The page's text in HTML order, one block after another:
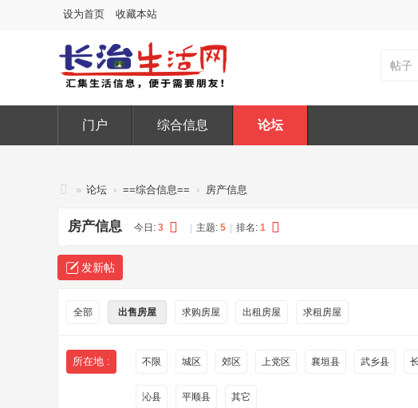
设为首页 收藏本站
帖子
门户 综合信息 论坛
治
生
活
» 论坛 › ==综合信息== › 房产信息
房产信息 今日: 3 主题: 5 排名: 1
发新帖
全部 出售房屋 求购房屋 出租房屋 求租房屋
所在地 : 不限 城区 郊区 上党区 襄垣县 武乡县
沁县 平顺县 其它